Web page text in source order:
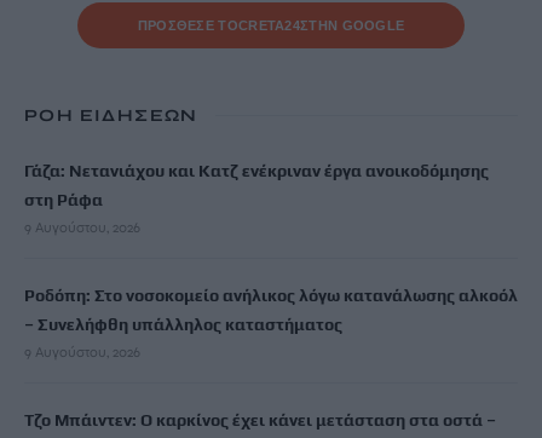
ΠΡΟΣΘΕΣΕ ΤΟCRETA24ΣΤΗΝ GOOGLE
ΡΟΗ ΕΙΔΗΣΕΩΝ
Γάζα: Νετανιάχου και Κατζ ενέκριναν έργα ανοικοδόμησης
στη Ράφα
9 Αυγούστου, 2026
Ροδόπη: Στο νοσοκομείο ανήλικος λόγω κατανάλωσης αλκοόλ
– Συνελήφθη υπάλληλος καταστήματος
9 Αυγούστου, 2026
Τζο Μπάιντεν: Ο καρκίνος έχει κάνει μετάσταση στα οστά –